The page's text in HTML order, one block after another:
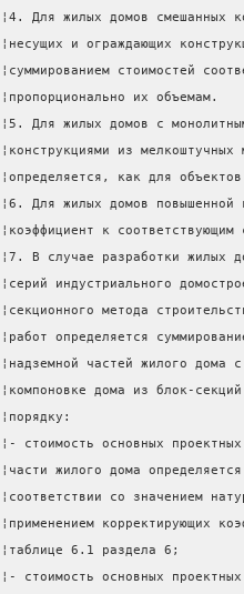
¦4. Для жилых домов смешанных
¦несущих и ограждающих
¦суммированием стоимостей
¦пропорционально их
¦5. Для жилых домов с
¦конструкциями из
¦определяется, как для
¦6. Для жилых домов
¦коэффициент к
¦7. В случае разработки жилых
¦серий индустриального
¦секционного метода
¦работ определяется
¦надземной частей жилого
¦компоновке дома из блок-
¦порядку:
¦- стоимость основных
¦части жилого дома
¦соответствии со значением
¦применением корректирующих
¦таблице 6.1 раздела
¦- стоимость основных